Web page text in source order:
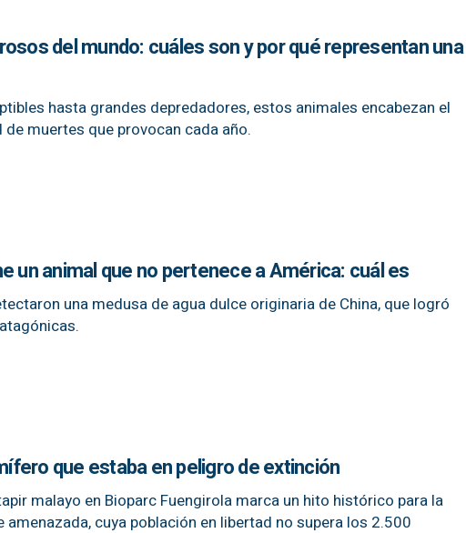
del mundo: cuáles son y por qué representan una
hasta grandes depredadores, estos animales encabezan el
muertes que provocan cada año.
un animal que no pertenece a América: cuál es
una medusa de agua dulce originaria de China, que logró
que estaba en peligro de extinción
malayo en Bioparc Fuengirola marca un hito histórico para la
cuya población en libertad no supera los 2.500